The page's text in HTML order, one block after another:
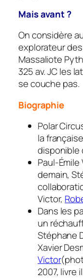
Mais avant ?
On considère
explorateur
Massaliote
325 av. JC les
se couche pas.
Biographie
Polar
la française
disponible
Paul-Émile
demain,
Victor,
Dans les
un
Stéphane
Xavier
Victor
2007, livre